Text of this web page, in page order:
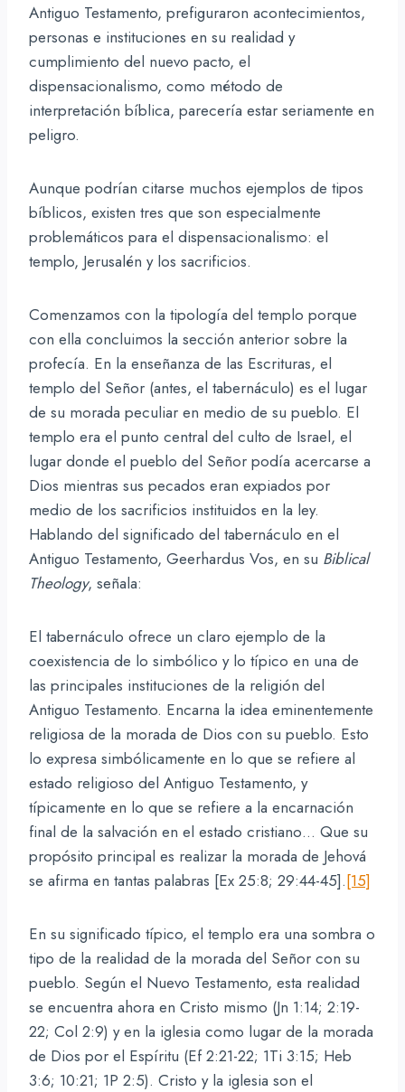
Antiguo Testamento, prefiguraron acontecimientos,
personas e instituciones en su realidad y
cumplimiento del nuevo pacto, el
dispensacionalismo, como método de
interpretación bíblica, parecería estar seriamente en
peligro.
Aunque podrían citarse muchos ejemplos de tipos
bíblicos, existen tres que son especialmente
problemáticos para el dispensacionalismo: el
templo, Jerusalén y los sacrificios.
Comenzamos con la tipología del templo porque
con ella concluimos la sección anterior sobre la
profecía. En la enseñanza de las Escrituras, el
templo del Señor (antes, el tabernáculo) es el lugar
de su morada peculiar en medio de su pueblo. El
templo era el punto central del culto de Israel, el
lugar donde el pueblo del Señor podía acercarse a
Dios mientras sus pecados eran expiados por
medio de los sacrificios instituidos en la ley.
Hablando del significado del tabernáculo en el
Antiguo Testamento, Geerhardus Vos, en su Biblical
Theology, señala:
El tabernáculo ofrece un claro ejemplo de la
coexistencia de lo simbólico y lo típico en una de
las principales instituciones de la religión del
Antiguo Testamento. Encarna la idea eminentemente
religiosa de la morada de Dios con su pueblo. Esto
lo expresa simbólicamente en lo que se refiere al
estado religioso del Antiguo Testamento, y
típicamente en lo que se refiere a la encarnación
final de la salvación en el estado cristiano… Que su
propósito principal es realizar la morada de Jehová
se afirma en tantas palabras [Ex 25:8; 29:44-45].[15]
En su significado típico, el templo era una sombra o
tipo de la realidad de la morada del Señor con su
pueblo. Según el Nuevo Testamento, esta realidad
se encuentra ahora en Cristo mismo (Jn 1:14; 2:19-
22; Col 2:9) y en la iglesia como lugar de la morada
de Dios por el Espíritu (Ef 2:21-22; 1Ti 3:15; Heb
3:6; 10:21; 1P 2:5). Cristo y la iglesia son el